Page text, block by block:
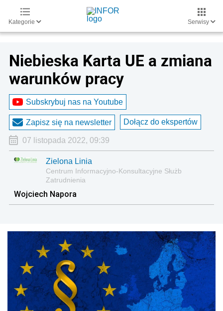
Kategorie Serwisy
Niebieska Karta UE a zmiana
warunków pracy
Subskrybuj nas na Youtube
Zapisz się na newsletter Dołącz do ekspertów
07 listopada 2022, 09:39
Zielona Linia
Centrum Informacyjno-Konsultacyjne Służb
Zatrudnienia
Wojciech Napora